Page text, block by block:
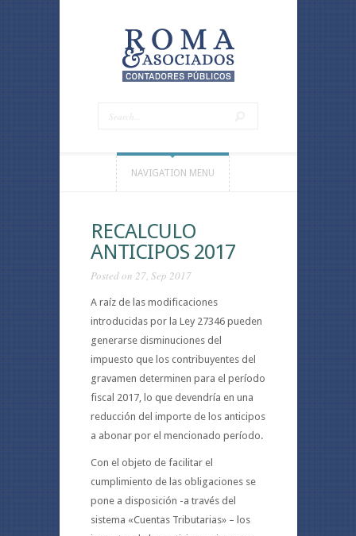
NAVIGATION MENU
RECALCULO
ANTICIPOS 2017
Posted on 27, Sep 2017
A raíz de las modificaciones
introducidas por la Ley 27346 pueden
generarse disminuciones del
impuesto que los contribuyentes del
gravamen determinen para el período
fiscal 2017, lo que devendría en una
reducción del importe de los anticipos
a abonar por el mencionado período.
Con el objeto de facilitar el
cumplimiento de las obligaciones se
pone a disposición -a través del
sistema «Cuentas Tributarias» – los